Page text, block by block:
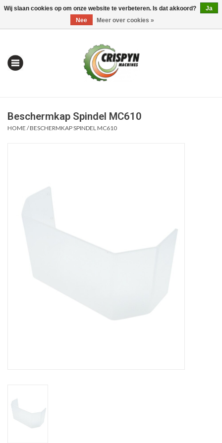
0 Artikelen - €0,00 Mijn account / Registreren
| Alles om te Meten |
Verspaanbaar materiaal |
Beschermkap Spindel MC610
HOME /BESCHERMKAP SPINDEL MC610
Wij slaan cookies op om onze website te verbeteren. Is dat akkoord?
Ja
Nee
Meer over cookies »